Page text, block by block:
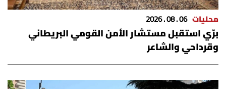
محليات 06 . 08 . 2026
برّي استقبل مستشار الأمن القومي البريطاني
وقرداحي والشاعر